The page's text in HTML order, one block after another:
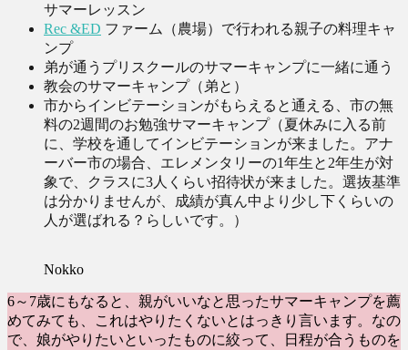
サマーレッスン
Rec &ED ファーム（農場）で行われる親子の料理キャ
ンプ
弟が通うプリスクールのサマーキャンプに一緒に通う
教会のサマーキャンプ（弟と）
市からインビテーションがもらえると通える、市の無
料の2週間のお勉強サマーキャンプ（夏休みに入る前
に、学校を通してインビテーションが来ました。アナ
ーバー市の場合、エレメンタリーの1年生と2年生が対
象で、クラスに3人くらい招待状が来ました。選抜基準
は分かりませんが、成績が真ん中より少し下くらいの
人が選ばれる？らしいです。）
Nokko
6～7歳にもなると、親がいいなと思ったサマーキャンプを薦
めてみても、これはやりたくないとはっきり言います。なの
で、娘がやりたいといったものに絞って、日程が合うものを